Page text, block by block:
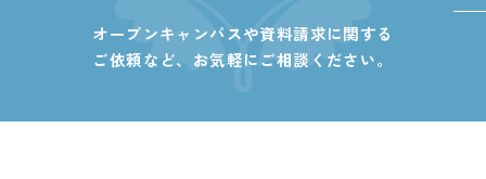
オープンキャンパスや資料請求に関する
ご依頼など、 お気軽にご相談ください。